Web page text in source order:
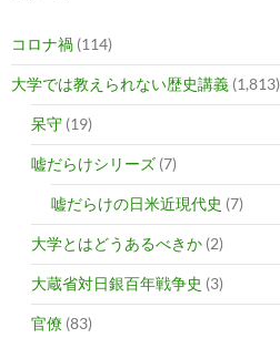
コロナ禍 (114)
大学では教えられない歴史講義 (1,813)
呆守 (19)
嘘だらけシリーズ (7)
嘘だらけの日米近現代史 (7)
大学とはどうあるべきか (2)
大蔵省対日銀百年戦争史 (3)
官僚 (83)